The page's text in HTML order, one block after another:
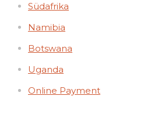
Südafrika
Namibia
Botswana
Uganda
Online Payment